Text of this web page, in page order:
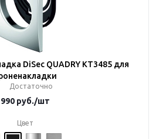
DiSec QUADRY KT3485 для
Достаточно
990руб./шт
Цвет